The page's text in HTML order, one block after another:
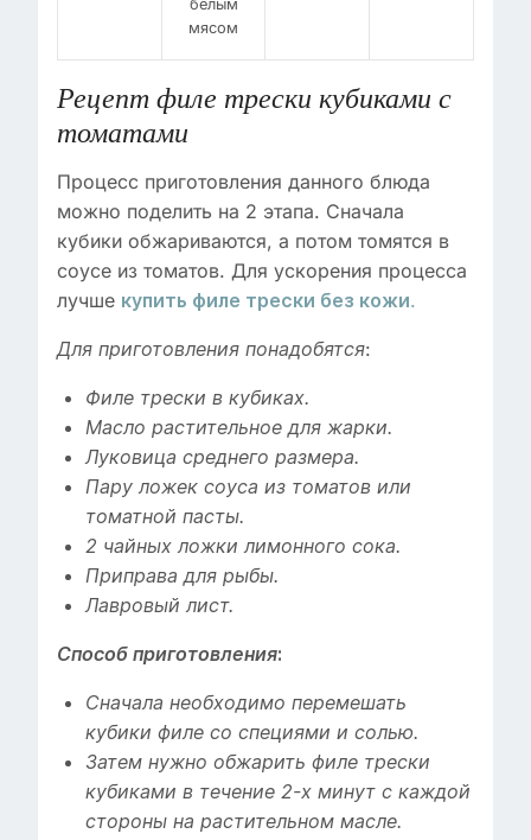
белым
мясом
Рецепт филе трески кубиками с
томатами
Процесс приготовления данного блюда
можно поделить на 2 этапа. Сначала
кубики обжариваются, а потом томятся в
соусе из томатов. Для ускорения процесса
лучше купить филе трески без кожи.
Для приготовления понадобятся:
Филе трески в кубиках.
Масло растительное для жарки.
Луковица среднего размера.
Пару ложек соуса из томатов или
томатной пасты.
2 чайных ложки лимонного сока.
Приправа для рыбы.
Лавровый лист.
Способ приготовления:
Сначала необходимо перемешать
кубики филе со специями и солью.
Затем нужно обжарить филе трески
кубиками в течение 2-х минут с каждой
стороны на растительном масле.